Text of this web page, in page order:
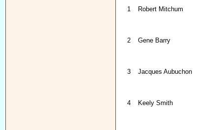
1 Robert Mitchum
2 Gene Barry
3 Jacques Aubuchon
4 Keely Smith